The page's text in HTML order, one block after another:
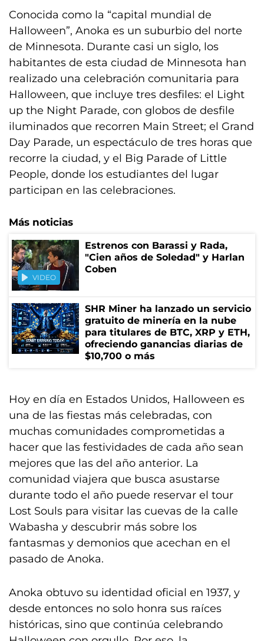
Conocida como la “capital mundial de
Halloween”, Anoka es un suburbio del norte
de Minnesota. Durante casi un siglo, los
habitantes de esta ciudad de Minnesota han
realizado una celebración comunitaria para
Halloween, que incluye tres desfiles: el Light
up the Night Parade, con globos de desfile
iluminados que recorren Main Street; el Grand
Day Parade, un espectáculo de tres horas que
recorre la ciudad, y el Big Parade of Little
People, donde los estudiantes del lugar
participan en las celebraciones.
Más noticias
VIDEO
Estrenos con Barassi y Rada,
"Cien años de Soledad" y Harlan
Coben
SHR Miner ha lanzado un servicio
gratuito de minería en la nube
para titulares de BTC, XRP y ETH,
ofreciendo ganancias diarias de
$10,700 o más
Hoy en día en Estados Unidos, Halloween es
una de las fiestas más celebradas, con
muchas comunidades comprometidas a
hacer que las festividades de cada año sean
mejores que las del año anterior. La
comunidad viajera que busca asustarse
durante todo el año puede reservar el tour
Lost Souls para visitar las cuevas de la calle
Wabasha y descubrir más sobre los
fantasmas y demonios que acechan en el
pasado de Anoka.
Anoka obtuvo su identidad oficial en 1937, y
desde entonces no solo honra sus raíces
históricas, sino que continúa celebrando